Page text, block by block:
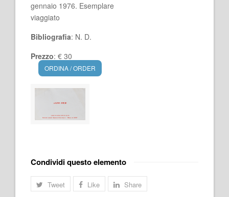
gennaio 1976. Esemplare
viaggiato
Bibliografia: N. D.
Prezzo: € 30
ORDINA / ORDER
Condividi questo elemento
Tweet Like Share